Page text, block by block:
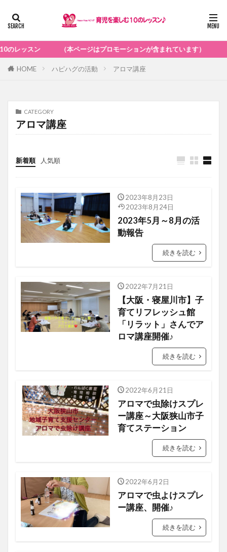
（本ページはプロモーションが含まれています）
HOME ハピハグの活動 アロマ講座
CATEGORY
アロマ講座
新着順 人気順
2023年8月23日
2023年8月24日
2023年5月～8月の活
動報告
続きを読む
2022年7月21日
【大阪・寝屋川市】子
育てリフレッシュ館
「リラット」さんでア
ロマ講座開催♪
続きを読む
2022年6月21日
アロマで虫除けスプレ
ー講座～大阪狭山市子
育てステーション
続きを読む
2022年6月2日
アロマで虫よけスプレ
ー講座、開催♪
続きを読む